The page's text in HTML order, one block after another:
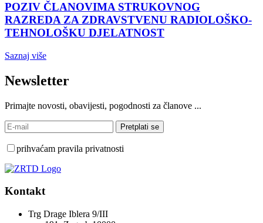
POZIV ČLANOVIMA STRUKOVNOG
RAZREDA ZA ZDRAVSTVENU RADIOLOŠKO-
TEHNOLOŠKU DJELATNOST
Saznaj više
Newsletter
Primajte novosti, obavijesti, pogodnosti za članove ...
prihvaćam pravila privatnosti
Kontakt
Trg Drage Iblera 9/III